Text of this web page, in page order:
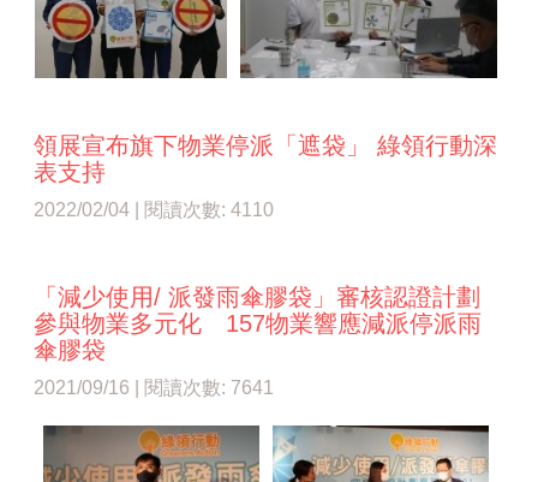
領展宣布旗下物業停派「遮袋」 綠領行動深
表支持
2022/02/04 | 閱讀次數: 4110
「減少使用/ 派發雨傘膠袋」審核認證計劃
參與物業多元化 157物業響應減派停派雨
傘膠袋
2021/09/16 | 閱讀次數: 7641